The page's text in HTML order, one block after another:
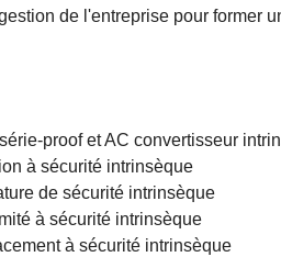
de l'entreprise pour former
proof et AC convertisseur
à sécurité intrinsèque
de sécurité intrinsèque
à sécurité intrinsèque
à sécurité intrinsèque